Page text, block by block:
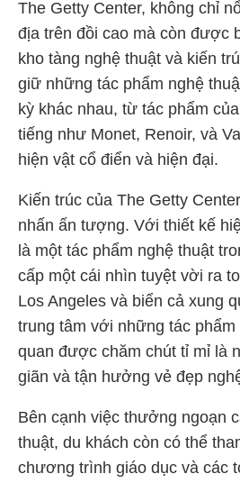
The Getty Center, không chỉ
địa trên đồi cao mà còn được
kho tàng nghệ thuật và kiến
giữ những tác phẩm nghệ
kỳ khác nhau, từ tác phẩm
tiếng như Monet, Renoir, và
hiện vật cổ điển và hiện đại.
Kiến trúc của The Getty
nhấn ấn tượng. Với thiết kế
là một tác phẩm nghệ thuật
cấp một cái nhìn tuyệt vời ra
Los Angeles và biển cả xung
trung tâm với những tác phẩm
quan được chăm chút tỉ mỉ là
giãn và tận hưởng vẻ đẹp
Bên cạnh việc thưởng ngoạn
thuật, du khách còn có thể
chương trình giáo dục và các